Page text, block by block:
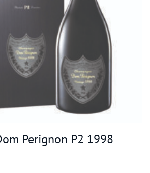
Perignon P2 1998